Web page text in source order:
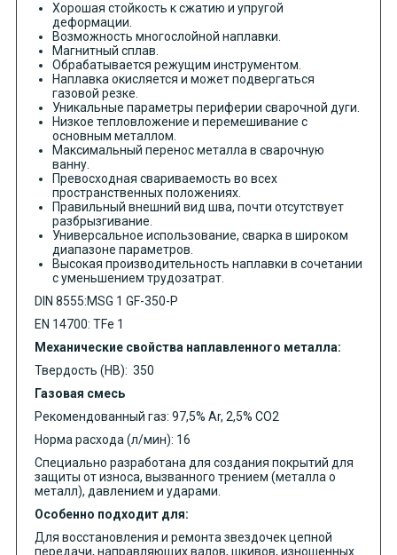
Хорошая стойкость к сжатию и упругой
деформации.
Возможность многослойной наплавки.
Магнитный сплав.
Обрабатывается режущим инструментом.
Наплавка окисляется и может подвергаться
газовой резке.
Уникальные параметры периферии сварочной дуги.
Низкое тепловложение и перемешивание с
основным металлом.
Максимальный перенос металла в сварочную
ванну.
Превосходная свариваемость во всех
пространственных положениях.
Правильный внешний вид шва, почти отсутствует
разбрызгивание.
Универсальное использование, сварка в широком
диапазоне параметров.
Высокая производительность наплавки в сочетании
с уменьшением трудозатрат.
DIN 8555:MSG 1 GF-350-P
EN 14700: TFe 1
Механические свойства наплавленного металла:
Твердость (HB): 350
Газовая смесь
Рекомендованный газ: 97,5% Ar, 2,5% CO2
Норма расхода (л/мин): 16
Специально разработана для создания покрытий для
защиты от износа, вызванного трением (металла о
металл), давлением и ударами.
Особенно подходит для:
Для восстановления и ремонта звездочек цепной
передачи, направляющих валов, шкивов, изношенных